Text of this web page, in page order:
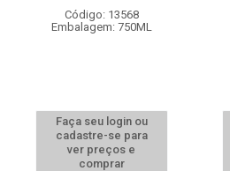
Código: 13568
Embalagem: 750ML
Faça seu login ou
cadastre-se para
ver preços e
comprar